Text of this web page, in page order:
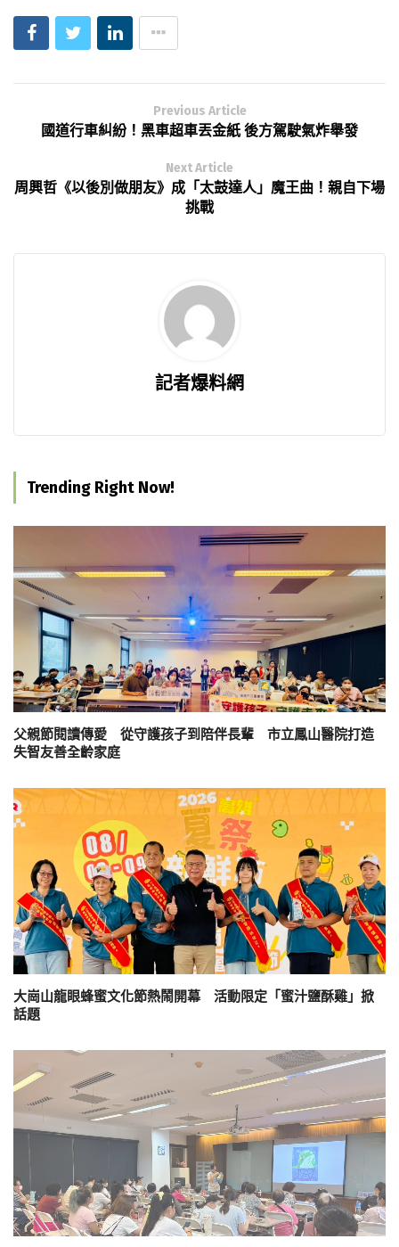
Previous Article
國道行車糾紛！黑車超車丟金紙 後方駕駛氣炸舉發
Next Article
周興哲《以後別做朋友》成「太鼓達人」魔王曲！親自下場
挑戰
記者爆料網
Trending Right Now!
父親節閱讀傳愛 從守護孩子到陪伴長輩 市立鳳山醫院打造
失智友善全齡家庭
大崗山龍眼蜂蜜文化節熱鬧開幕 活動限定「蜜汁鹽酥雞」掀
話題